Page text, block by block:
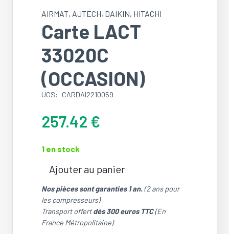
AIRMAT, AJTECH, DAIKIN, HITACHI
Carte LACT
33020C
(OCCASION)
UGS: CARDAI2210059
257.42 €
1 en stock
quantité
de
Carte
LACT
33020C
Ajouter au panier
Nos pièces sont garanties 1 an.(2 ans pour
les compresseurs)
Transport offertdès 300 euros TTC(En
France Métropolitaine)